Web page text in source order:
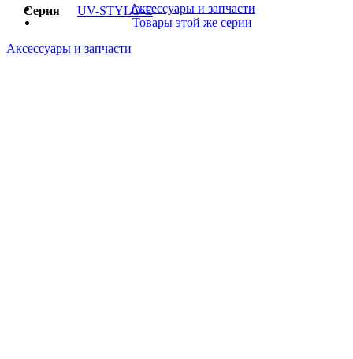
Серия UV-STYLO-EАксессуары и запчасти
Товары этой же серии
Аксессуары и запчасти